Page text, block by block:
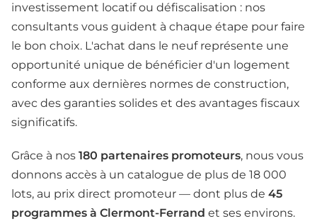
investissement locatif ou défiscalisation : nos
consultants vous guident à chaque étape pour faire
le bon choix. L'achat dans le neuf représente une
opportunité unique de bénéficier d'un logement
conforme aux dernières normes de construction,
avec des garanties solides et des avantages fiscaux
significatifs.
Grâce à nos 180 partenaires promoteurs, nous vous
donnons accès à un catalogue de plus de 18 000
lots, au prix direct promoteur — dont plus de 45
programmes à Clermont-Ferrand et ses environs.